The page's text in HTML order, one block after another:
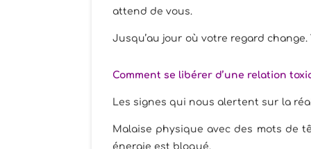
attend de vous.
Jusqu’au jour où votre regard change.
Comment se libérer d’une relation
Les signes qui nous alertent sur la
Malaise physique avec des mots de
énergie est bloqué.